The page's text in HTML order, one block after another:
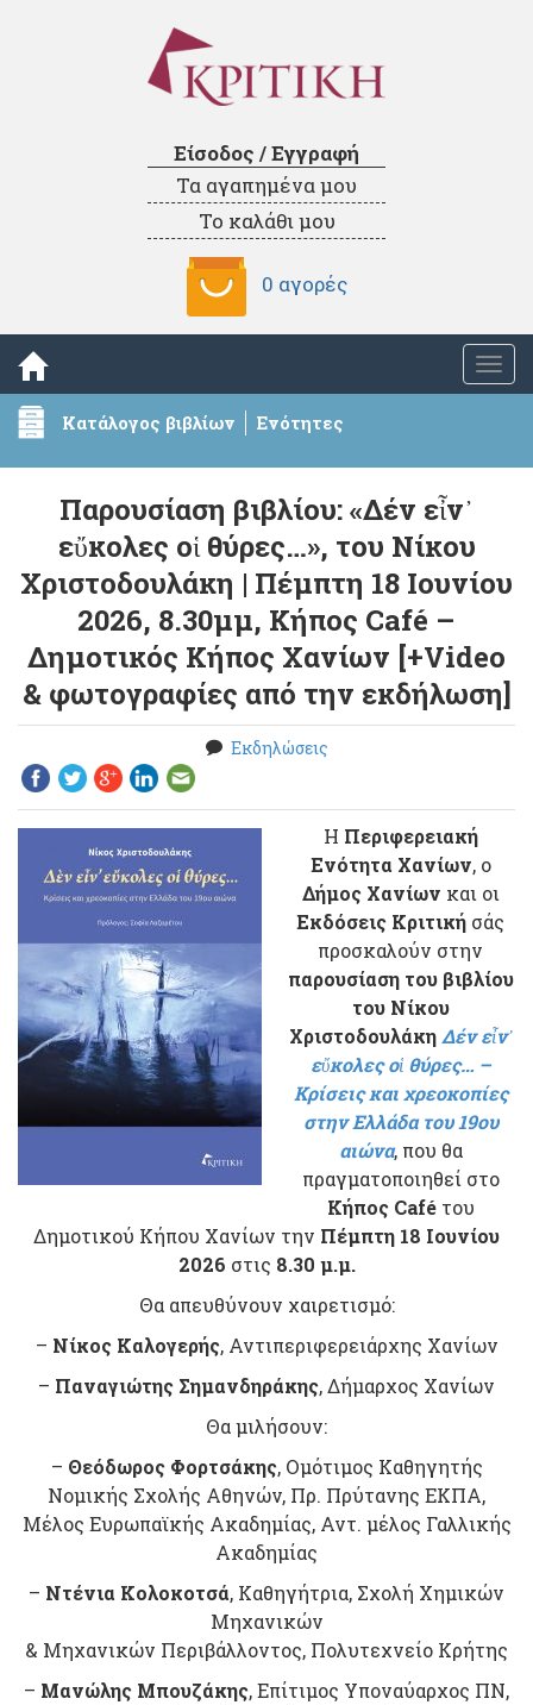
Είσοδος / Εγγραφή
Τα αγαπημένα μου
Το καλάθι μου
0 αγορές
Κατάλογος βιβλίων Ενότητες
Παρουσίαση βιβλίου: «Δέν εἶν᾿
εὔκολες οἱ θύρες…», του Νίκου
Χριστοδουλάκη | Πέμπτη 18 Ιουνίου
2026, 8.30μμ, Κήπος Café –
Δημοτικός Κήπος Χανίων [+Video
& φωτογραφίες από την εκδήλωση]
Εκδηλώσεις
Η Περιφερειακή
Ενότητα Χανίων, ο
Δήμος Χανίων και οι
Εκδόσεις Κριτική σάς
προσκαλούν στην
παρουσίαση του βιβλίου
του Νίκου
Χριστοδουλάκη Δέν εἶν᾿
εὔκολες οἱ θύρες… –
Κρίσεις και χρεοκοπίες
στην Ελλάδα του 19ου
αιώνα, που θα
πραγματοποιηθεί στο
Κήπος Caféτου
Δημοτικού Κήπου Χανίων την Πέμπτη 18 Ιουνίου
2026 στις 8.30 μ.μ.
Θα απευθύνουν χαιρετισμό:
– Νίκος Καλογερής, Αντιπεριφερειάρχης Χανίων
– Παναγιώτης Σημανδηράκης, Δήμαρχος Χανίων
Θα μιλήσουν:
– Θεόδωρος Φορτσάκης, Ομότιμος Καθηγητής
Νομικής Σχολής Αθηνών, Πρ. Πρύτανης ΕΚΠΑ,
Μέλος Ευρωπαϊκής Ακαδημίας, Αντ. μέλος Γαλλικής
Ακαδημίας
– Ντένια Κολοκοτσά, Καθηγήτρια, Σχολή Χημικών
Μηχανικών
& Μηχανικών Περιβάλλοντος, Πολυτεχνείο Κρήτης
– Μανώλης Μπουζάκης, Επίτιμος Υποναύαρχος ΠΝ,